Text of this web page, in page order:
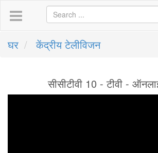
घर केंद्रीय टेलीविजन
सीसीटीवी 10 - टीवी -